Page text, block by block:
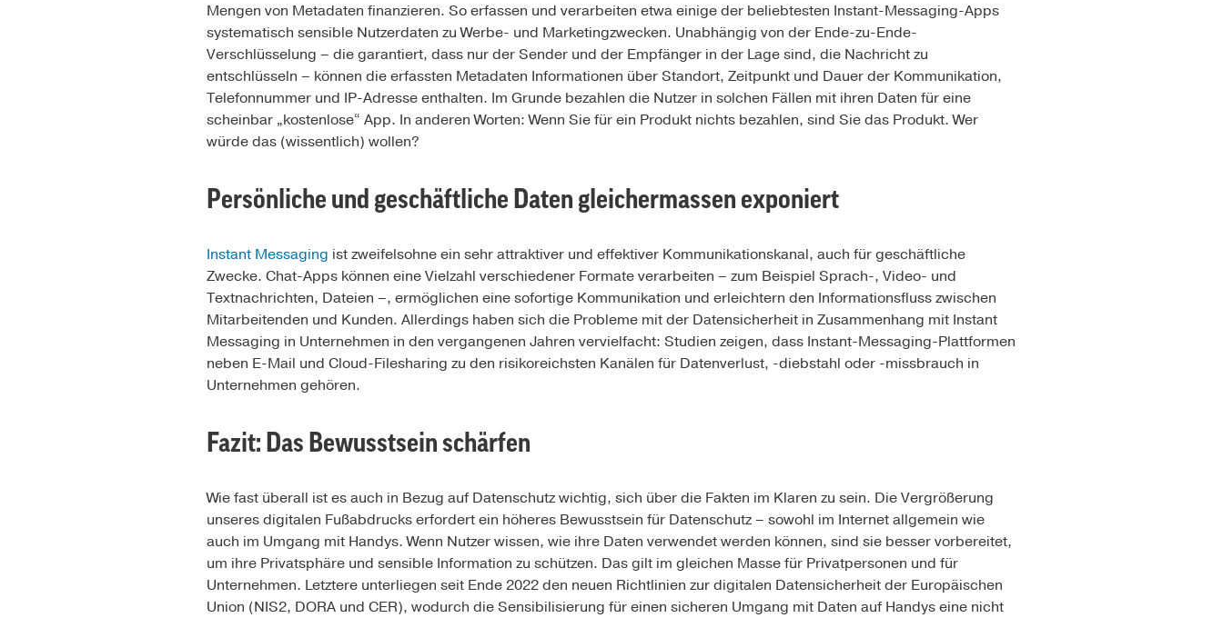
Mengen von Metadaten finanzieren. So erfassen und verarbeiten etwa einige der beliebtesten Instant-Messaging-Apps
systematisch sensible Nutzerdaten zu Werbe- und Marketingzwecken. Unabhängig von der Ende-zu-Ende-
Verschlüsselung – die garantiert, dass nur der Sender und der Empfänger in der Lage sind, die Nachricht zu
entschlüsseln – können die erfassten Metadaten Informationen über Standort, Zeitpunkt und Dauer der Kommunikation,
Telefonnummer und IP-Adresse enthalten. Im Grunde bezahlen die Nutzer in solchen Fällen mit ihren Daten für eine
scheinbar „kostenlose“ App. In anderen Worten: Wenn Sie für ein Produkt nichts bezahlen, sind Sie das Produkt. Wer
würde das (wissentlich) wollen?
Persönliche und geschäftliche Daten gleichermassen exponiert
Instant Messaging ist zweifelsohne ein sehr attraktiver und effektiver Kommunikationskanal, auch für geschäftliche
Zwecke. Chat-Apps können eine Vielzahl verschiedener Formate verarbeiten – zum Beispiel Sprach-, Video- und
Textnachrichten, Dateien –, ermöglichen eine sofortige Kommunikation und erleichtern den Informationsfluss zwischen
Mitarbeitenden und Kunden. Allerdings haben sich die Probleme mit der Datensicherheit in Zusammenhang mit Instant
Messaging in Unternehmen in den vergangenen Jahren vervielfacht: Studien zeigen, dass Instant-Messaging-Plattformen
neben E-Mail und Cloud-Filesharing zu den risikoreichsten Kanälen für Datenverlust, -diebstahl oder -missbrauch in
Unternehmen gehören.
Fazit: Das Bewusstsein schärfen
Wie fast überall ist es auch in Bezug auf Datenschutz wichtig, sich über die Fakten im Klaren zu sein. Die Vergrößerung
unseres digitalen Fußabdrucks erfordert ein höheres Bewusstsein für Datenschutz – sowohl im Internet allgemein wie
auch im Umgang mit Handys. Wenn Nutzer wissen, wie ihre Daten verwendet werden können, sind sie besser vorbereitet,
um ihre Privatsphäre und sensible Information zu schützen. Das gilt im gleichen Masse für Privatpersonen und für
Unternehmen. Letztere unterliegen seit Ende 2022 den neuen Richtlinien zur digitalen Datensicherheit der Europäischen
Union (NIS2, DORA und CER), wodurch die Sensibilisierung für einen sicheren Umgang mit Daten auf Handys eine nicht